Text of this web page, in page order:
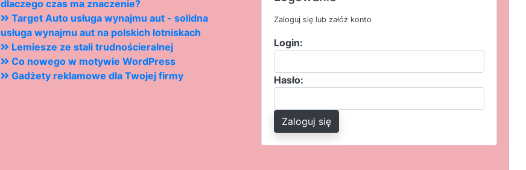
dlaczego czas ma znaczenie?
Target Auto usługa wynajmu aut - solidna
usługa wynajmu aut na polskich lotniskach
Lemiesze ze stali trudnościeralnej
Co nowego w motywie WordPress
Gadżety reklamowe dla Twojej firmy
Zaloguj się lub załóż konto
Login:
Hasło:
Zaloguj się